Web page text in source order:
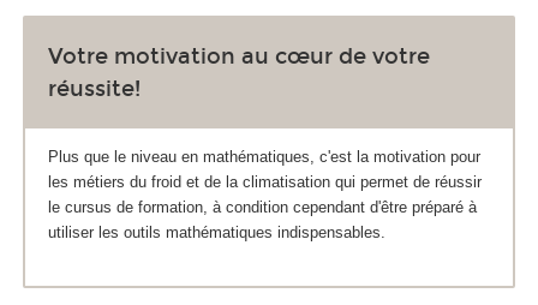
Votre motivation au cœur de votre
réussite!
Plus que le niveau en mathématiques, c'est la motivation pour
les métiers du froid et de la climatisation qui permet de réussir
le cursus de formation, à condition cependant d'être préparé à
utiliser les outils mathématiques indispensables.